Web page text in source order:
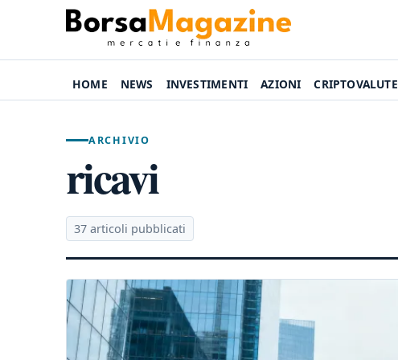
HOME NEWS INVESTIMENTI AZIONI CRIPTOVALUTE
ARCHIVIO
ricavi
37 articoli pubblicati